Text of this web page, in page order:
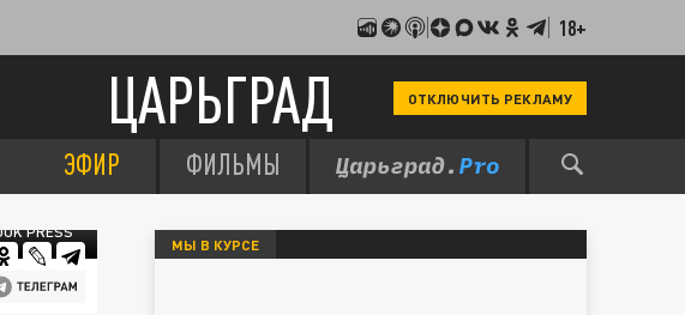
18+
ЦАРЬГРАД ОТКЛЮЧИТЬ РЕКЛАМУ
ЭФИР ФИЛЬМЫ
PRESS
МЫ В КУРСЕ